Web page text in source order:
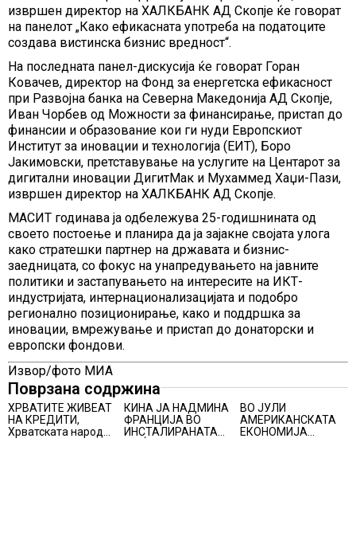
извршен директор на ХАЛКБАНК АД Скопје ќе говорат
на панелот „Како ефикасната употреба на податоците
создава вистинска бизнис вредност“.
На последната панел-дискусија ќе говорат Горан
Ковачев, директор на Фонд за енергетска ефикасност
при Развојна банка на Северна Македонија АД Скопје,
Иван Чорбев од Mожности за финансирање, пристап до
финансии и образование кои ги нуди Европскиот
Институт за иновации и технологија (ЕИТ), Боро
Јакимовски, претставување на услугите на Центарот за
дигитални иновации ДигитМак и Мухаммед Хаџи-Пази,
извршен директор на ХАЛКБАНК АД Скопје.
МАСИТ годинава ја одбележува 25-годишнината од
своето постоење и планира да ја зајакне својата улога
како стратешки партнер на државата и бизнис-
заедницата, со фокус на унапредувањето на јавните
политики и застапувањето на интересите на ИКТ-
индустријата, интернационализацијатa и подобро
регионално позиционирање, како и поддршка за
иновации, вмрежување и пристап до донаторски и
европски фондови.
Извор/фото МИА
Поврзана содржина
ХРВАТИТЕ ЖИВЕАТ
НА КРЕДИТИ,
Хрватската народна
КИНА ЈА НАДМИНА
ФРАНЦИЈА ВО
ИНСТАЛИРАНАТА
ВО ЈУЛИ
АМЕРИКАНСКАТА
ЕКОНОМИЈА